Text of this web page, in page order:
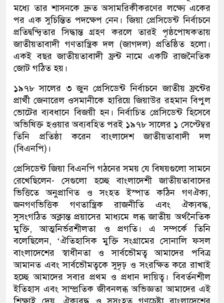
মধ্যে তার শাসনকে দ্রুত অসামরিকীকরণের লক্ষ্যে একের
পর এক সুচিন্তিত পদক্ষেপ নেন। জিয়া প্রেসিডেন্ট নির্বাচনে
প্রতিদ্বন্দ্বিতার সিদ্ধান্ত গ্রহণ করলে তারই পৃষ্ঠপোষকতায়
জাতীয়তাবাদী গণতান্ত্রিক দল (জাগদল) প্রতিষ্ঠিত হলো।
একই বছর জাতীয়তাবাদী ফ্রন্ট নামে একটি রাজনৈতিক
জোট গঠিত হয়।
১৯৭৮ সালের ৩ জুন প্রেসিডেন্ট নির্বাচনে জাতীয় ফ্রন্টের
প্রার্থী জেনারেল ওসমানীকে হারিয়ে জিয়াউর রহমান বিপুল
ভোটের ব্যবধানে বিজয়ী হন। নির্বাচিত প্রেসিডেন্ট হিসেবে
অভিষিক্ত হওয়ার অব্যবহিত পরই ১৯৭৮ সালের ১ সেপ্টেম্বর
তিনি প্রতিষ্ঠা করেন বাংলাদেশ জাতীয়তাবাদী দল
(বিএনপি)।
প্রেসিডেন্ট জিয়া বিএনপি গঠনের সময় যে বিষয়গুলো সামনে
রেখেছিলেন- সেগুলো হচ্ছে বাংলাদেশী জাতীয়তাবাদের
ভিত্তিতে অনুপ্রাণিত ও সংহত ইস্পাত কঠিন গণঐক্য,
জনগণভিত্তিক গণতান্ত্রিক রাজনীতি এবং ঐক্যবদ্ধ,
সুসংগঠিত অক্লান্ত প্রয়াসের মাধ্যমে লব্ধ জাতীয় অর্থনৈতিক
মুক্তি, আত্মনির্ভরশীলতা ও প্রগতি। এ সম্পর্কে তিনি
বলেছিলেন, ‘ঐতিহাসিক মুক্তি সংগ্রামের সোনালি ফসল
বাংলাদেশের স্বাধীনতা ও সার্বভৌমত্ব আমাদের পবিত্র
আমানত এবং সার্বভৌমত্বকে সুদৃঢ় ও সংরক্ষিত করে রাখাই
হচ্ছে আমাদের সবার প্রথম ও প্রধান দায়িত্ব। বিবর্তনশীল
ইতিহাস এবং সাম্প্রতিক জীবনলব্ধ অভিজ্ঞতা আমাদের এই